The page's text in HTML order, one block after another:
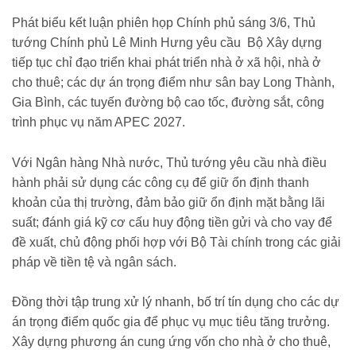
Phát biểu kết luận phiên họp Chính phủ sáng 3/6, Thủ
tướng Chính phủ Lê Minh Hưng yêu cầu Bộ Xây dựng
tiếp tục chỉ đạo triển khai phát triển nhà ở xã hội, nhà ở
cho thuê; các dự án trọng điểm như sân bay Long Thành,
Gia Bình, các tuyến đường bộ cao tốc, đường sắt, công
trình phục vụ năm APEC 2027.
Với Ngân hàng Nhà nước, Thủ tướng yêu cầu nhà điều
hành phải sử dụng các công cụ để giữ ổn định thanh
khoản của thị trường, đảm bảo giữ ổn định mặt bằng lãi
suất; đánh giá kỹ cơ cấu huy động tiền gửi và cho vay để
đề xuất, chủ động phối hợp với Bộ Tài chính trong các giải
pháp về tiền tệ và ngân sách.
Đồng thời tập trung xử lý nhanh, bố trí tín dụng cho các dự
án trọng điểm quốc gia để phục vụ mục tiêu tăng trưởng.
Xây dựng phương án cung ứng vốn cho nhà ở cho thuê,